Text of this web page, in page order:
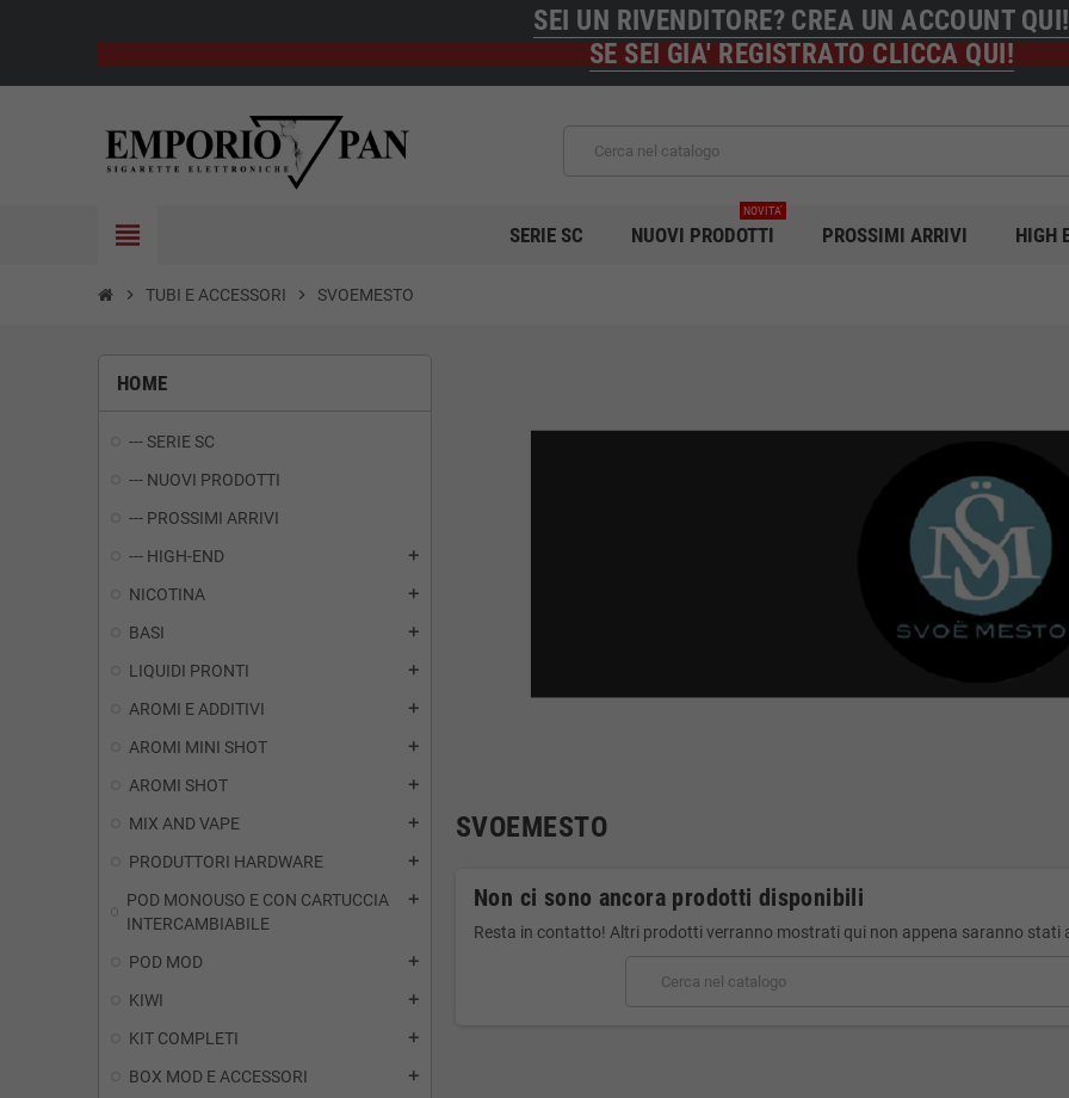
SEI UN RIVENDITORE? CREA UN ACCOUNT QUI!
SE SEI GIA' REGISTRATO CLICCA QUI!
view_headline SERIE SC NUOVI PRODOTTI
NOVITA'
PROSSIMI ARRIVI HIGH
chevron_right TUBI E ACCESSORI chevron_right SVOEMESTO
HOME
--- SERIE SC
--- NUOVI PRODOTTI
--- PROSSIMI ARRIVI
--- HIGH-END
add
NICOTINA add
BASI add
LIQUIDI PRONTI add
AROMI E ADDITIVI add
AROMI MINI SHOT add
AROMI SHOT add
MIX AND VAPE add
PRODUTTORI HARDWARE add
POD MONOUSO E CON CARTUCCIA
INTERCAMBIABILE
add
POD MOD add
KIWI add
KIT COMPLETI add
BOX MOD E ACCESSORI add
SVOEMESTO
Non ci sono ancora prodotti disponibili
Resta in contatto! Altri prodotti verranno mostrati qui non appena saranno stati